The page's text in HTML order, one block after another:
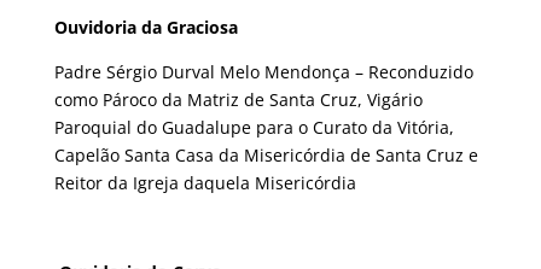
Ouvidoria da Graciosa
Padre Sérgio Durval Melo Mendonça – Reconduzido
como Pároco da Matriz de Santa Cruz, Vigário
Paroquial do Guadalupe para o Curato da Vitória,
Capelão Santa Casa da Misericórdia de Santa Cruz e
Reitor da Igreja daquela Misericórdia